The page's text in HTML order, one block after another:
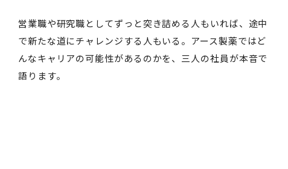
営業職や研究職としてずっと突き詰める人もいれば、途中
で新たな道にチャレンジする人もいる。アース製薬ではど
んなキャリアの可能性があるのかを、三人の社員が本音で
語ります。